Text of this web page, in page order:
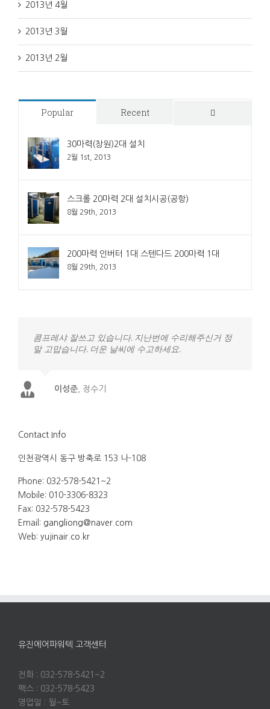
2013년 4월
2013년 3월
2013년 2월
Popular Recent
30마력(창원)2대 설치
2월 1st, 2013
스크롤 20마력 2대 설치시공(공항)
8월 29th, 2013
200마력 인버터 1대 스텐다드 200마력 1대
8월 29th, 2013
콤프레샤 잘쓰고 있습니다. 지난번에 수리해주신거 정
말 고맙습니다. 더운 날씨에 수고하세요.
이성준 정수기
Contact Info
인천광역시 동구 방축로 153 나-108
Phone: 032-578-5421~2
Mobile: 010-3306-8323
Fax: 032-578-5423
Email: gangliong@naver.com
Web: yujinair.co.kr
유진에어파워텍 고객센터
전화 : 032-578-5421~2
팩스 : 032-578-5423
영업일 : 월~토